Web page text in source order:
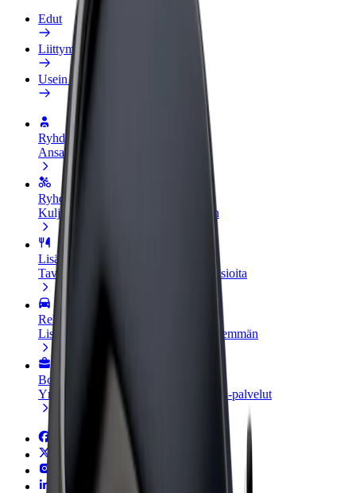
Edut
Liittymisohjeet
Usein kysytyt kysymykset
Ryhdy kuljettajaksi
Ansaitse omilla ehdoillasi
Ryhdy ruokalähetiksi
Kuljeta ruokaa ja ansaitse viikoittain
Lisää ravintola tai kauppa
Tavoita lisää asiakkaita ja kasvata ansioita
Rekisteröidy fleet-omistajaksi
Lisää autokantasi Boltiin ja tienaa enemmän
Bolt for Business
Yrityksellesi skaalatut Bolt-tuotteet ja -palvelut